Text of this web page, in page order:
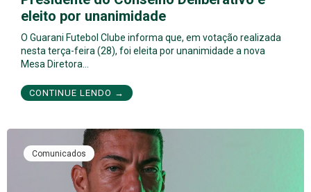
eleito por unanimidade
O Guarani Futebol Clube informa que, em votação realizada
nesta terça-feira (28), foi eleita por unanimidade a nova
Mesa Diretora…
CONTINUE LENDO →
Comunicados